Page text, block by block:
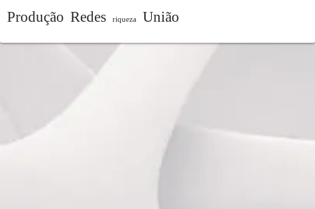
Produção Redes riqueza União